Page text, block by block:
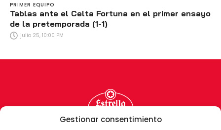
Gestionar consentimiento
PRIMER EQUIPO
Tablas ante el Celta Fortuna en el primer ensayo
de la pretemporada (1-1)
julio 25, 10:00 PM